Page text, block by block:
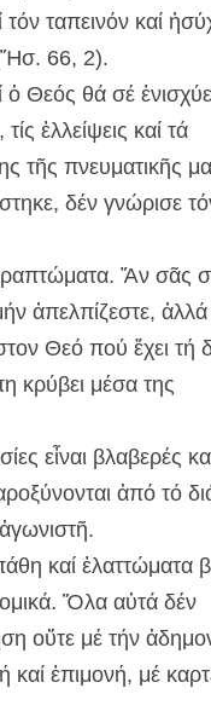
ταπεινόν καί
(Ἤσ. 66, 2).
Θεός θά σέ
ἐλλείψεις καί τά
τῆς πνευματικῆς
δέν γνώρισε
Ἄν σᾶς
ἀπελπίζεστε, ἀλλά
Θεό πού ἔχει τή
κρύβει μέσα της
εἶναι βλαβερές
ἀπό τό
καί ἐλαττώματα
Ὅλα αὐτά δέν
οὔτε μέ τήν
ἐπιμονή, μέ